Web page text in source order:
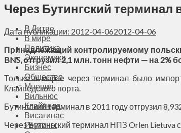
В Литве
В мире
Политика
Экономика
Бизнес
Общество
Мнения
Вильнюс
Клайпеда
Висагинас
Регионы
Через Бутингский
Дата публикации: 2012-04-062012-04-06
Принадлежащий контролируемому
BNS, отгрузил 2,1 млн. тонн нефти — на 2%
Только в марте через терминал было
Клайпедского порта.
Бутингский терминал в 2011 году отгрузил
Через Бутингский терминал НПЗ Orlen Lietuva